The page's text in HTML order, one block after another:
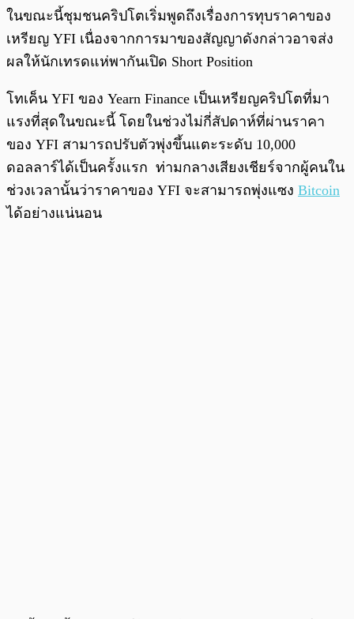
ในขณะนี้ชุมชนคริปโตเริ่มพูดถึงเรื่องการทุบราคาของ
เหรียญ YFI เนื่องจากการมาของสัญญาดังกล่าวอาจส่ง
ผลให้นักเทรดแห่พากันเปิด Short Position
โทเค็น YFI ของ Yearn Finance เป็นเหรียญคริปโตที่มา
แรงที่สุดในขณะนี้ โดยในช่วงไม่กี่สัปดาห์ที่ผ่านราคา
ของ YFI สามารถปรับตัวพุ่งขึ้นแตะระดับ 10,000
ดอลลาร์ได้เป็นครั้งแรก ท่ามกลางเสียงเชียร์จากผู้คนใน
ช่วงเวลานั้นว่าราคาของ YFI จะสามารถพุ่งแซง Bitcoin
ได้อย่างแน่นอน